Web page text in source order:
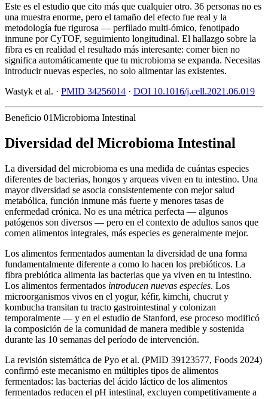
Este es el estudio que cito más que cualquier otro. 36 personas no es
una muestra enorme, pero el tamaño del efecto fue real y la
metodología fue rigurosa — perfilado multi-ómico, fenotipado
inmune por CyTOF, seguimiento longitudinal. El hallazgo sobre la
fibra es en realidad el resultado más interesante: comer bien no
significa automáticamente que tu microbioma se expanda. Necesitas
introducir nuevas especies, no solo alimentar las existentes.
Wastyk et al. · PMID 34256014 · DOI 10.1016/j.cell.2021.06.019
Beneficio 01Microbioma Intestinal
Diversidad del Microbioma Intestinal
La diversidad del microbioma es una medida de cuántas especies
diferentes de bacterias, hongos y arqueas viven en tu intestino. Una
mayor diversidad se asocia consistentemente con mejor salud
metabólica, función inmune más fuerte y menores tasas de
enfermedad crónica. No es una métrica perfecta — algunos
patógenos son diversos — pero en el contexto de adultos sanos que
comen alimentos integrales, más especies es generalmente mejor.
Los alimentos fermentados aumentan la diversidad de una forma
fundamentalmente diferente a como lo hacen los prebióticos. La
fibra prebiótica alimenta las bacterias que ya viven en tu intestino.
Los alimentos fermentados introducen nuevas especies. Los
microorganismos vivos en el yogur, kéfir, kimchi, chucrut y
kombucha transitan tu tracto gastrointestinal y colonizan
temporalmente — y en el estudio de Stanford, ese proceso modificó
la composición de la comunidad de manera medible y sostenida
durante las 10 semanas del período de intervención.
La revisión sistemática de Pyo et al. (PMID 39123577, Foods 2024)
confirmó este mecanismo en múltiples tipos de alimentos
fermentados: las bacterias del ácido láctico de los alimentos
fermentados reducen el pH intestinal, excluyen competitivamente a